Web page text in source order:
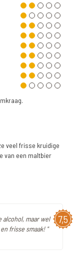
veel frisse kruidige
van een maltbier
7,5
alcohol, maar wel
frisse smaak! "